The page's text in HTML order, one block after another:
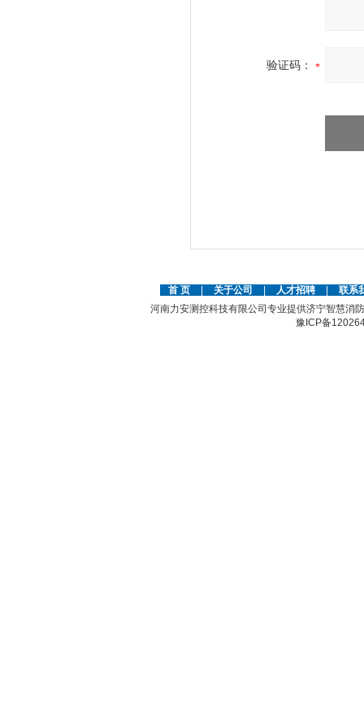
验证码：
首 页 关于公司 人才招聘
联系
河南力安测控科技有限公司专业提供济宁智慧消
豫ICP备